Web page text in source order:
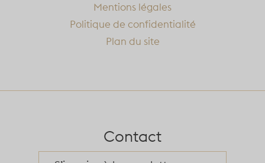
Mentions légales
Politique de confidentialité
Plan du site
Contact